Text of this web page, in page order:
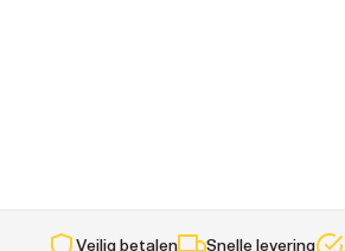
Veilig betalen Snelle levering